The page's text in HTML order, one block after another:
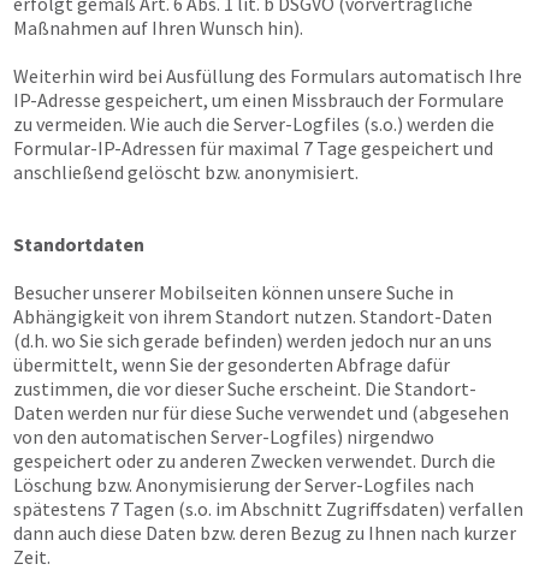
Maßnahmen auf Ihren Wunsch hin).
Weiterhin wird bei Ausfüllung des Formulars automatisch Ihre
IP-Adresse gespeichert, um einen Missbrauch der Formulare
zu vermeiden. Wie auch die Server-Logfiles (s.o.) werden die
Formular-IP-Adressen für maximal 7 Tage gespeichert und
anschließend gelöscht bzw. anonymisiert.
Standortdaten
Besucher unserer Mobilseiten können unsere Suche in
Abhängigkeit von ihrem Standort nutzen. Standort-Daten
(d.h. wo Sie sich gerade befinden) werden jedoch nur an uns
übermittelt, wenn Sie der gesonderten Abfrage dafür
zustimmen, die vor dieser Suche erscheint. Die Standort-
Daten werden nur für diese Suche verwendet und (abgesehen
von den automatischen Server-Logfiles) nirgendwo
gespeichert oder zu anderen Zwecken verwendet. Durch die
Löschung bzw. Anonymisierung der Server-Logfiles nach
spätestens 7 Tagen (s.o. im Abschnitt Zugriffsdaten) verfallen
dann auch diese Daten bzw. deren Bezug zu Ihnen nach kurzer
Zeit.